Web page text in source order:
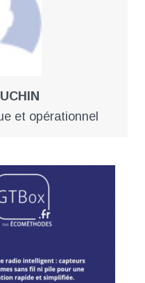
et opérationnel